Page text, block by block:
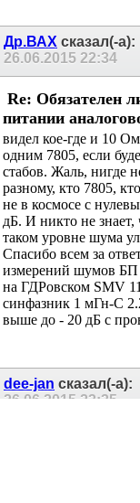
Др.ВАХ сказал(-а):
26.06.2015 22:34
Re: Обязателен
питании
видел кое-где и 10
одним 7805, если
стабов. Жаль, нигде
разному, кто 7805,
не в космосе с
дБ. И никто не
таком уровне шума
Спасибо всем за
измерений шумов
на ГДРовском SMV
синфазник 1 мГн-С
выше до - 20 дБ с
dee-jan сказал(-а):
26.06.2015 23:35